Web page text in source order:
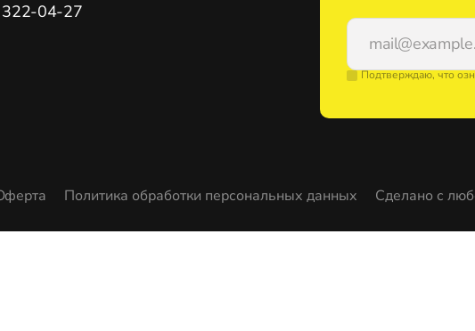
04-27
Подтверждаю, что
Политика обработки персональных данных Сделано с